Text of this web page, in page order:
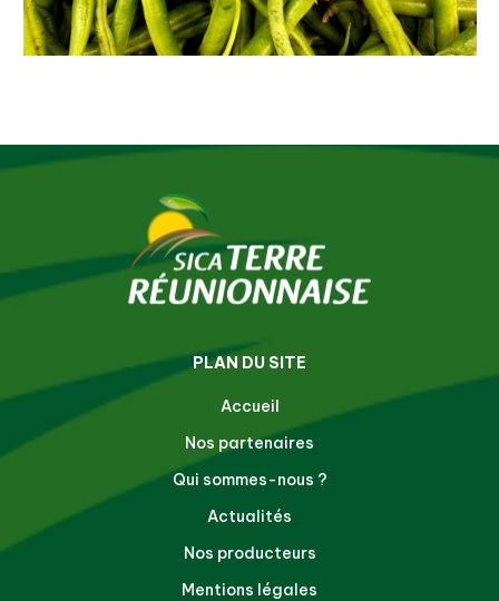
PLAN DU SITE
Accueil
Nos partenaires
Qui sommes-nous ?
Actualités
Nos producteurs
Mentions légales